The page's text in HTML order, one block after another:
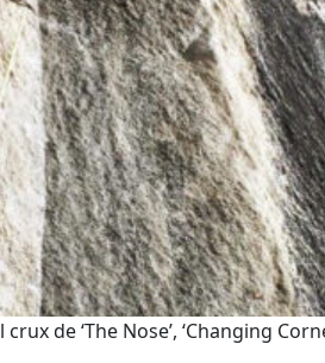
de ‘The Nose’, ‘Changing